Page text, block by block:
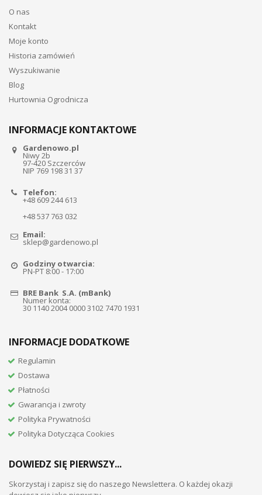
O nas
Kontakt
Moje konto
Historia zamówień
Wyszukiwanie
Blog
Hurtownia Ogrodnicza
INFORMACJE KONTAKTOWE
Gardenowo.pl
Niwy 2b
97-420 Szczerców
NIP 769 198 31 37
Telefon:
+48 609 244 613
+48 537 763 032
Email:
sklep@gardenowo.pl
Godziny otwarcia:
PN-PT 8:00 - 17:00
BRE Bank S.A. (mBank)
Numer konta:
30 1140 2004 0000 3102 7470 1931
INFORMACJE DODATKOWE
Regulamin
Dostawa
Płatności
Gwarancja i zwroty
Polityka Prywatności
Polityka Dotycząca Cookies
DOWIEDZ SIĘ PIERWSZY...
Skorzystaj i zapisz się do naszego Newslettera. O każdej okazji